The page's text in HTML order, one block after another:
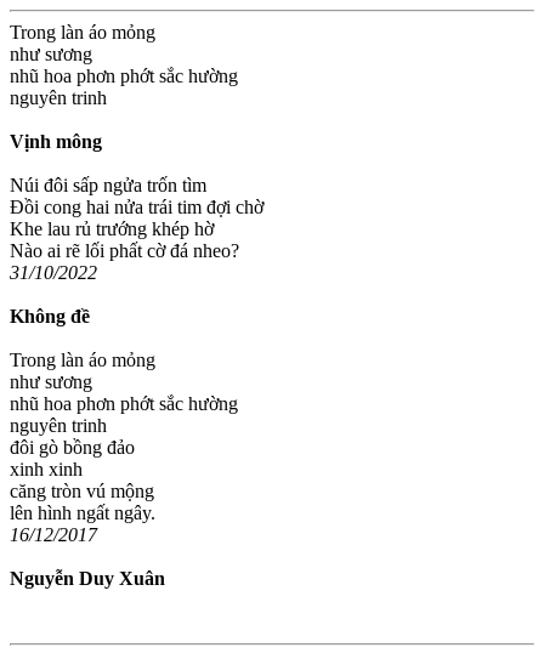
Trong làn áo mỏng
như sương
nhũ hoa phơn phớt sắc hường
nguyên trinh
Vịnh mông
Núi đôi sấp ngửa trốn tìm
Đồi cong hai nửa trái tim đợi chờ
Khe lau rủ trướng khép hờ
Nào ai rẽ lối phất cờ đá nheo?
31/10/2022
Không đề
Trong làn áo mỏng
như sương
nhũ hoa phơn phớt sắc hường
nguyên trinh
đôi gò bồng đảo
xinh xinh
căng tròn vú mộng
lên hình ngất ngây.
16/12/2017
Nguyễn Duy Xuân